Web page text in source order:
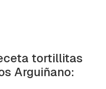
primero has de
Hogarmanía.
tortillitas
Arguiñano:
a nuestro boletín.